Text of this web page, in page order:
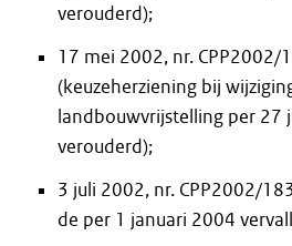
verouderd);
17 mei 2002, nr. CPP2002/
(keuzeherziening bij
landbouwvrijstelling per 27
verouderd);
3 juli 2002, nr. CPP2002/
de per 1 januari 2004